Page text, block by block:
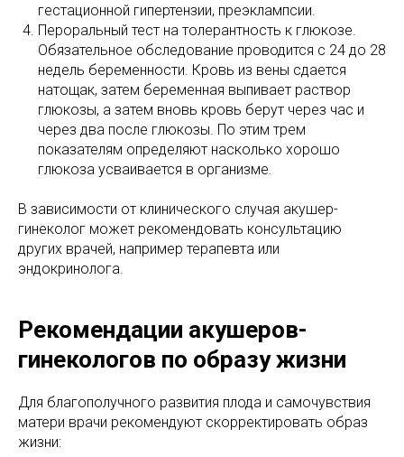
гестационной гипертензии, преэклампсии.
Пероральный тест на толерантность к глюкозе.
Обязательное обследование проводится с 24 до 28
недель беременности. Кровь из вены сдается
натощак, затем беременная выпивает раствор
глюкозы, а затем вновь кровь берут через час и
через два после глюкозы. По этим трем
показателям определяют насколько хорошо
глюкоза усваивается в организме.
В зависимости от клинического случая акушер-
гинеколог может рекомендовать консультацию
других врачей, например терапевта или
эндокринолога.
Рекомендации акушеров-
гинекологов по образу жизни
Для благополучного развития плода и самочувствия
матери врачи рекомендуют скорректировать образ
жизни: